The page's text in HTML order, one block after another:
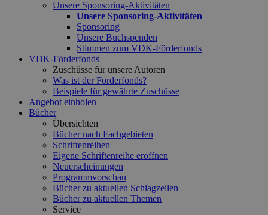
Unsere Sponsoring-Aktivitäten
Unsere Sponsoring-Aktivitäten
Sponsoring
Unsere Buchspenden
Stimmen zum VDK-Förderfonds
VDK-Förderfonds
Zuschüsse für unsere Autoren
Was ist der Förderfonds?
Beispiele für gewährte Zuschüsse
Angebot einholen
Bücher
Übersichten
Bücher nach Fachgebieten
Schriftenreihen
Eigene Schriftenreihe eröffnen
Neuerscheinungen
Programmvorschau
Bücher zu aktuellen Schlagzeilen
Bücher zu aktuellen Themen
Service